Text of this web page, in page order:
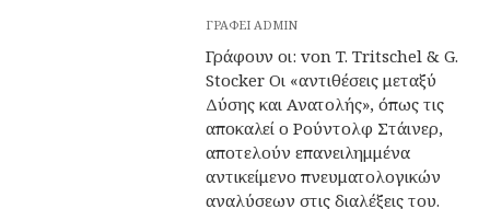
ΓΡΆΦΕΙ ADMIN
Γράφουν οι: von T. Tritschel & G.
Stocker Οι «αντιθέσεις μεταξύ
Δύσης και Ανατολής», όπως τις
αποκαλεί ο Ρούντολφ Στάινερ,
αποτελούν επανειλημμένα
αντικείμενο πνευματολογικών
αναλύσεων στις διαλέξεις του.